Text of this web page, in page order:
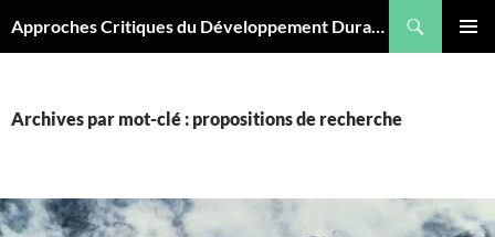
au
Approches Critiques du Développement Durable
Archives par mot-clé : propositions de recherche